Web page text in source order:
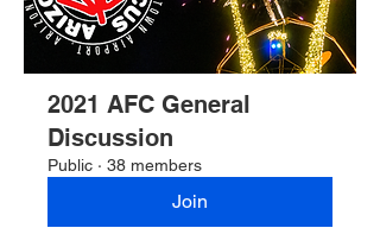
2021 AFC General
Discussion
Public · 38 members
Join